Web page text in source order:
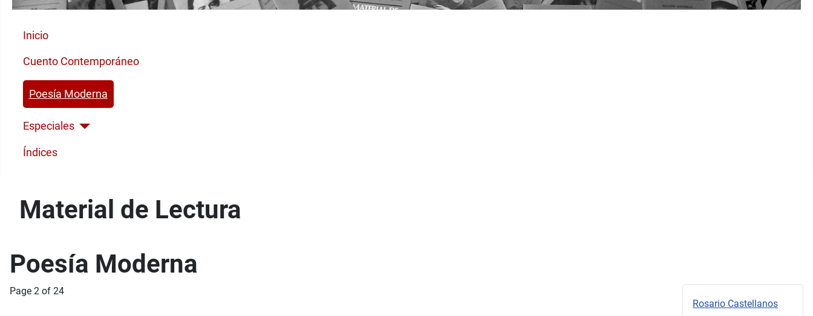
Inicio
Cuento Contemporáneo
Poesía Moderna
Especiales
Índices
Material de Lectura
Poesía Moderna
Rosario Castellanos
Page 2 of 24